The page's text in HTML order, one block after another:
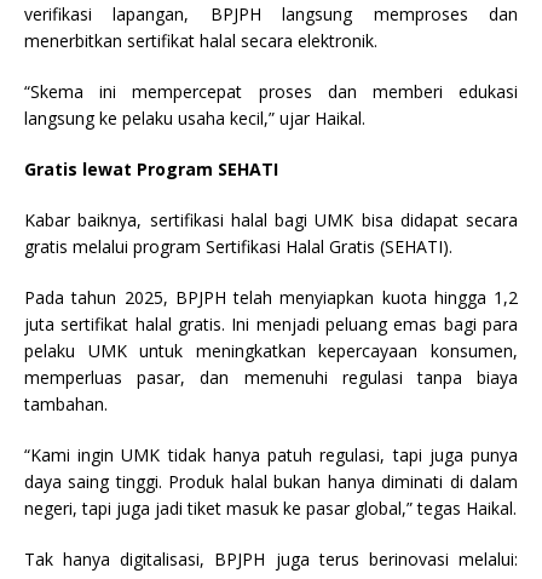
verifikasi lapangan, BPJPH langsung memproses dan
menerbitkan sertifikat halal secara elektronik.
“Skema ini mempercepat proses dan memberi edukasi
langsung ke pelaku usaha kecil,” ujar Haikal.
Gratis lewat Program SEHATI
Kabar baiknya, sertifikasi halal bagi UMK bisa didapat secara
gratis melalui program Sertifikasi Halal Gratis (SEHATI).
Pada tahun 2025, BPJPH telah menyiapkan kuota hingga 1,2
juta sertifikat halal gratis. Ini menjadi peluang emas bagi para
pelaku UMK untuk meningkatkan kepercayaan konsumen,
memperluas pasar, dan memenuhi regulasi tanpa biaya
tambahan.
“Kami ingin UMK tidak hanya patuh regulasi, tapi juga punya
daya saing tinggi. Produk halal bukan hanya diminati di dalam
negeri, tapi juga jadi tiket masuk ke pasar global,” tegas Haikal.
Tak hanya digitalisasi, BPJPH juga terus berinovasi melalui: